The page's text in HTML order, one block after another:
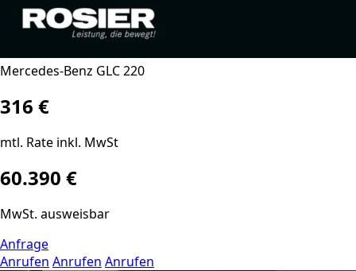
Mercedes-Benz GLC 220
316 €
mtl. Rate inkl. MwSt
60.390 €
MwSt. ausweisbar
Anfrage
Anrufen Anrufen Anrufen